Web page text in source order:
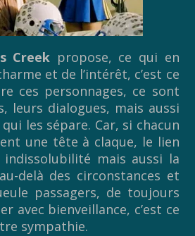
Creek propose, ce qui en
et de l’intérêt, c’est ce
ces personnages, ce sont
leurs dialogues, mais aussi
les sépare. Car, si chacun
une tête à claque, le lien
mais aussi la
delà des circonstances et
passagers, de toujours
avec bienveillance, c’est ce
sympathie.